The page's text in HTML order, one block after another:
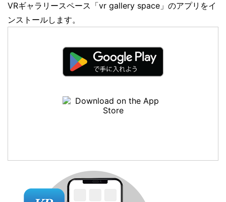
VRギャラリースペース「vr gallery space」のアプリをイ
ンストールします。